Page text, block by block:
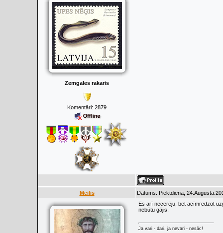
Zemgales rakaris
Komentāri: 2879
Meilis Datums: Piektdiena,
Es arī necerēju, bet acīmredzot
nebūtu gājis.
Ja vari - dari, ja nevari - nesāc!